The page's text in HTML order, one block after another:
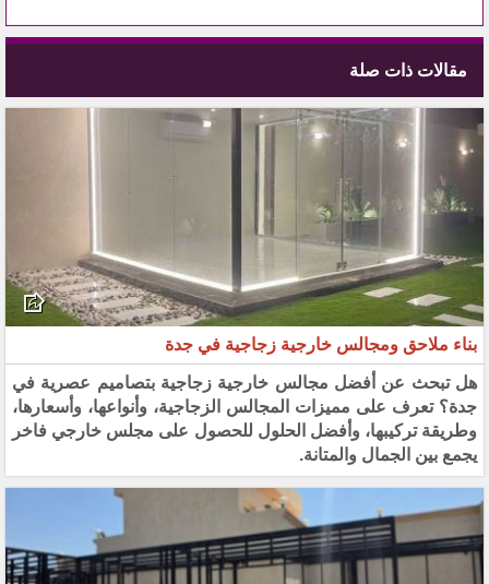
مقالات ذات صلة
بناء ملاحق ومجالس خارجية زجاجية في جدة
هل تبحث عن أفضل مجالس خارجية زجاجية بتصاميم عصرية في
جدة؟ تعرف على مميزات المجالس الزجاجية، وأنواعها، وأسعارها،
وطريقة تركيبها، وأفضل الحلول للحصول على مجلس خارجي فاخر
يجمع بين الجمال والمتانة.